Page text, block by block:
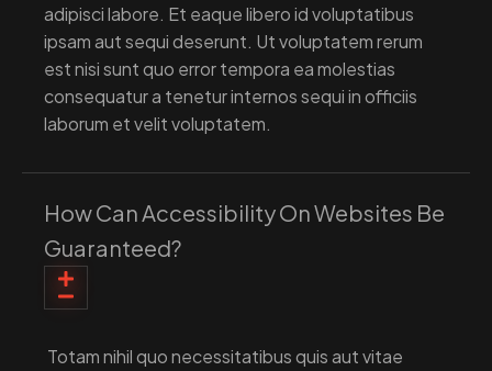
adipisci labore. Et eaque libero id voluptatibus
ipsam aut sequi deserunt. Ut voluptatem rerum
est nisi sunt quo error tempora ea molestias
consequatur a tenetur internos sequi in officiis
laborum et velit voluptatem.
How Can Accessibility On Websites Be
Guaranteed?
Totam nihil quo necessitatibus quis aut vitae